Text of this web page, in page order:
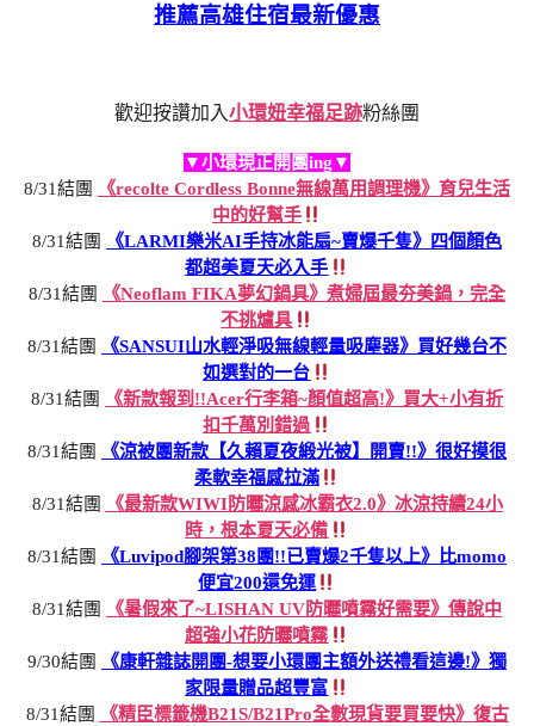
推薦高雄住宿最新優惠
歡迎按讚加入小環妞幸福足跡粉絲團
▼小環現正開團ing▼
8/31結團
《recolte Cordless Bonne無線萬用調理機》育兒生活
中的好幫手
8/31結團
《LARMI樂米AI手持冰能扇~賣爆千隻》四個顏色
都超美夏天必入手
8/31結團
《Neoflam FIKA夢幻鍋具》煮婦屆最夯美鍋，完全
不挑爐具
8/31結團
《SANSUI山水輕淨吸無線輕量吸塵器》買好幾台不
如選對的一台
8/31結團
《新款報到!!Acer行李箱~顏值超高!》買大+小有折
扣千萬別錯過
8/31結團
《涼被團新款【久賴夏夜緞光被】開賣!!》很好摸很
柔軟幸福感拉滿
8/31結團
《最新款WIWI防曬涼感冰霸衣2.0》冰涼持續24小
時，根本夏天必備
8/31結團
《Luvipod腳架第38團!!已賣爆2千隻以上》比momo
便宜200還免運
8/31結團
《暑假來了~LISHAN UV防曬噴霧好需要》傳說中
超強小花防曬噴霧
9/30結團
《康軒雜誌開團-想要小環團主額外送禮看這邊!》獨
家限量贈品超豐富
8/31結團
《精臣標籤機B21S/B21Pro全數現貨要買要快》復古